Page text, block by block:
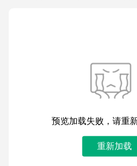
预览加载失败，请重
重新加载